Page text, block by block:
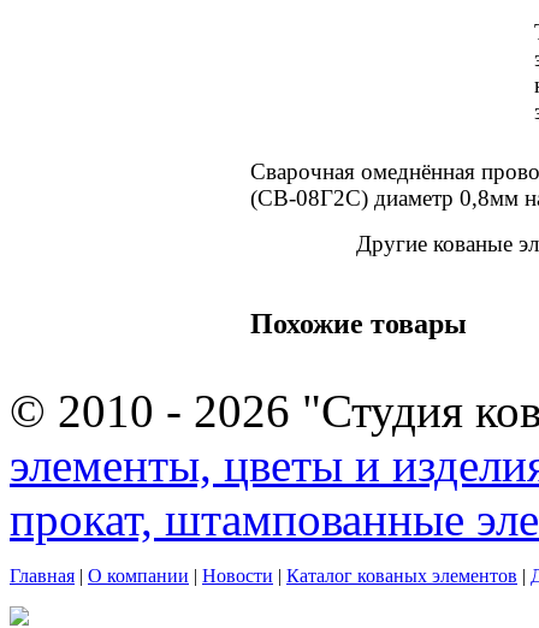
Сварочная омеднённая
(СВ-08Г2С) диаметр 0,8мм
Другие кованые
Похожие товары
© 2010 - 2026 "Студия
элементы, цветы и
прокат, штампованные
Главная | О компании | Новости | Каталог кованых элементов |